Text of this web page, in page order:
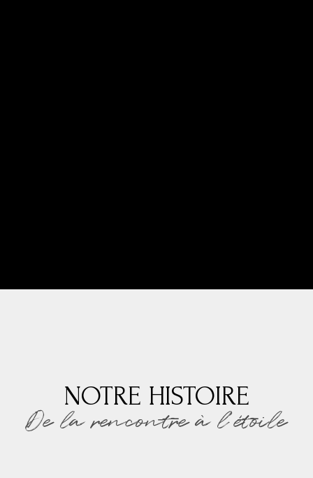
NOTRE HISTOIRE
De la rencontre à l’étoile